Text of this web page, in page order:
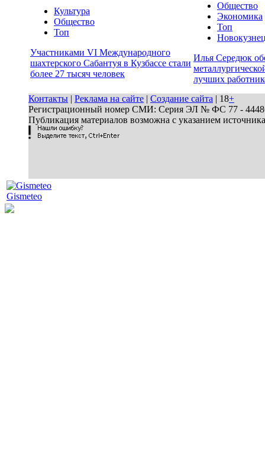
Культура
Общество
Топ
Участниками VI Международного
шахтерского Сабантуя в Кузбассе стали
более 27 тысяч человек
Общество
Экономика
Топ
Илья Середюк
лучших
Контакты | Реклама на сайте | Создание сайта | 18+
Регистрационный номер СМИ: Серия ЭЛ № ФС 77 - 44486
Публикация материалов возможна с указанием
Gismeteo